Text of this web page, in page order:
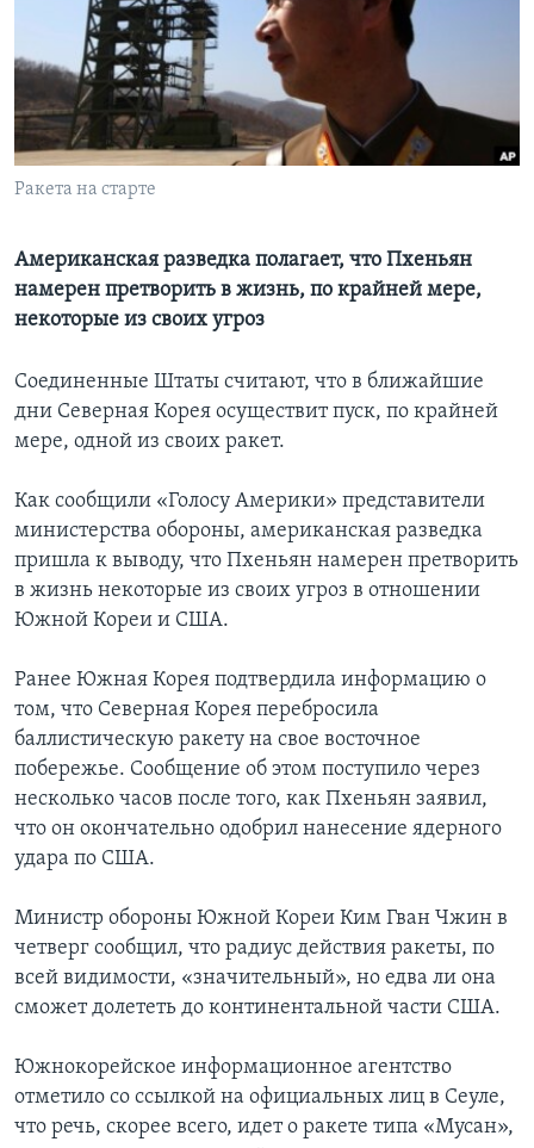
Learning English
СОЦИАЛЬНЫЕ СЕТИ
Ракета на старте
Американская разведка полагает, что Пхеньян
намерен претворить в жизнь, по крайней мере,
некоторые из своих угроз
Соединенные Штаты считают, что в ближайшие
дни Северная Корея осуществит пуск, по крайней
мере, одной из своих ракет.
Как сообщили «Голосу Америки» представители
министерства обороны, американская разведка
пришла к выводу, что Пхеньян намерен претворить
в жизнь некоторые из своих угроз в отношении
Южной Кореи и США.
Ранее Южная Корея подтвердила информацию о
том, что Северная Корея перебросила
баллистическую ракету на свое восточное
побережье. Сообщение об этом поступило через
несколько часов после того, как Пхеньян заявил,
что он окончательно одобрил нанесение ядерного
удара по США.
Министр обороны Южной Кореи Ким Гван Чжин в
четверг сообщил, что радиус действия ракеты, по
всей видимости, «значительный», но едва ли она
сможет долететь до континентальной части США.
Южнокорейское информационное агентство
отметило со ссылкой на официальных лиц в Сеуле,
что речь, скорее всего, идет о ракете типа «Мусан»,